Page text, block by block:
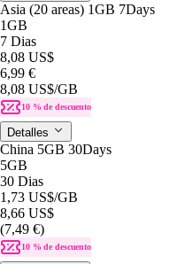
Asia (20 areas) 1GB 7Days
1GB
7 Dias
8,08 US$
6,99 €
8,08 US$/GB
10 % de descuento
Detalles
China 5GB 30Days
5GB
30 Dias
1,73 US$/GB
8,66 US$
(7,49 €)
10 % de descuento